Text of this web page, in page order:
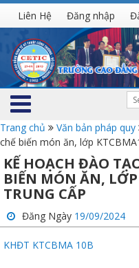
Liên Hệ Đăng nhập
Trang chủ Văn bản pháp quy
chế biến món ăn, lớp
KẾ HOẠCH ĐÀO
BIẾN MÓN ĂN,
TRUNG CẤP
Đăng Ngày 19/09/2024
KHĐT KTCBMA 10B